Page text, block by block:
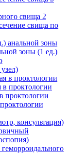
свища 2
свища по
анальной зоны
зоны (1 ед.)
в проктологии
в проктологии
проктологии
консультация)